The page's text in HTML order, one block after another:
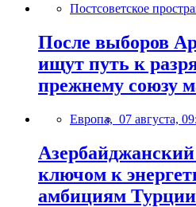
Постсоветское
После выборов
ищут путь к
прежнему союзу
Европа, 07 августа,
Азербайджанский
ключом к
амбициям